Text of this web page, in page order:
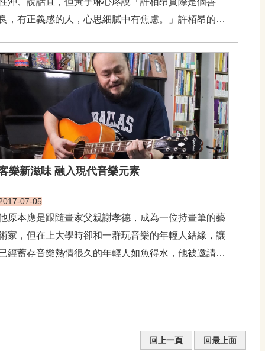
，有正義感的人，心思細膩中有焦慮。」許栢昂的焦
決，若解決不順時，他說：「只能對決了！」 今年
2017年，栢優座就邁入第十年了。好不...
樂新滋味 融入現代音樂元素
07-05
原本應是跟隨畫家父親謝孝德，成為一位持畫筆的藝
家，但在上大學時卻和一群玩音樂的年輕人結緣，讓
經蓄存音樂熱情很久的年輕人如魚得水，他被邀請加
回上一頁 回最上面